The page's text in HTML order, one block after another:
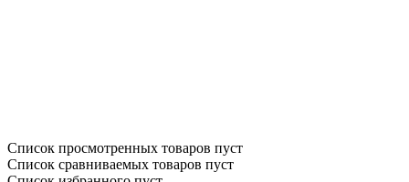
Список просмотренных товаров пуст
Список сравниваемых товаров пуст